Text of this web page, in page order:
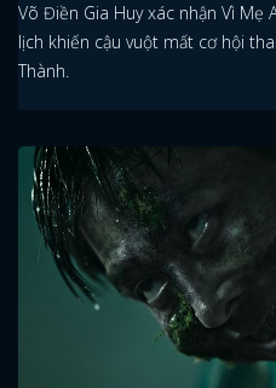
Võ Điền Gia Huy xác nhận Vì Mẹ
lịch khiến cậu vuột mất cơ hội
Thành.